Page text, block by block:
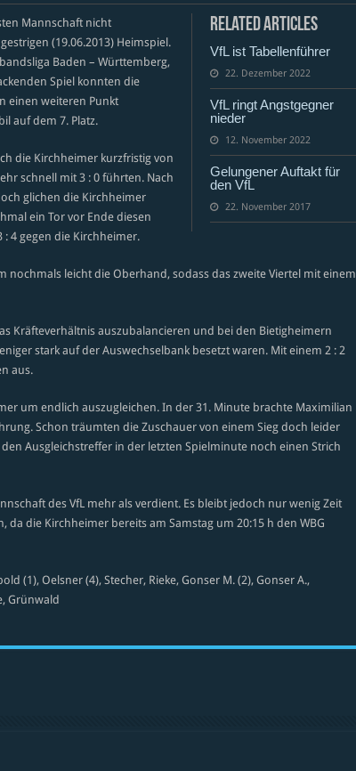
Related Articles
VfL ist Tabellenführer
22. Dezember 2022
VfL ringt Angstgegner
nieder
12. November 2022
Gelungener Auftakt für
den VfL
22. November 2017
Mannschaft nicht
(19.06.2013) Heimspiel.
Baden – Württemberg,
Spiel konnten die
einen weiteren Punkt
auf dem 7. Platz.
die Kirchheimer kurzfristig von
schnell mit 3 : 0 führten. Nach
glichen die Kirchheimer
ein Tor vor Ende diesen
: 4 gegen die Kirchheimer.
nochmals leicht die Oberhand, sodass das zweite Viertel mit einem
Kräfteverhältnis auszubalancieren und bei den Bietigheimern
stark auf der Auswechselbank besetzt waren. Mit einem 2 : 2
aus.
um endlich auszugleichen. In der 31. Minute brachte Maximilian
Schon träumten die Zuschauer von einem Sieg doch leider
Ausgleichstreffer in der letzten Spielminute noch einen Strich
des VfL mehr als verdient. Es bleibt jedoch nur wenig Zeit
die Kirchheimer bereits am Samstag um 20:15 h den WBG
(1), Oelsner (4), Stecher, Rieke, Gonser M. (2), Gonser A.,
Grünwald